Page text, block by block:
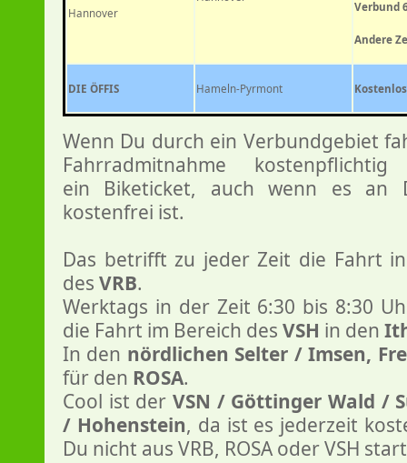
Hannover Verbund
Andere
DIE ÖFFIS Hameln-Pyrmont
Wenn Du durch ein Verbundgebiet
Fahrradmitnahme
ein Biketicket, auch wenn es an
kostenfrei ist.
Das betrifft zu jeder Zeit die Fahrt
des VRB.
Werktags in der Zeit 6:30 bis 8:30
die Fahrt im Bereich des VSH in den
In den nördlichen Selter / Imsen,
für den ROSA.
Cool ist derVSN / Göttinger Wald /
/ Hohenstein, da ist es jederzeit
Du nicht aus VRB, ROSA oder VSH